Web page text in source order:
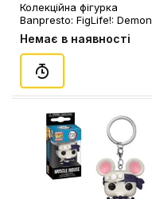
Колекційна фігурка
Banpresto: FigLife!: Demon
Slayer: Muscle Mouse,
(290707)
Немає в наявності